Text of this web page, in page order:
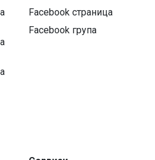
Facebook страница
Facebook група